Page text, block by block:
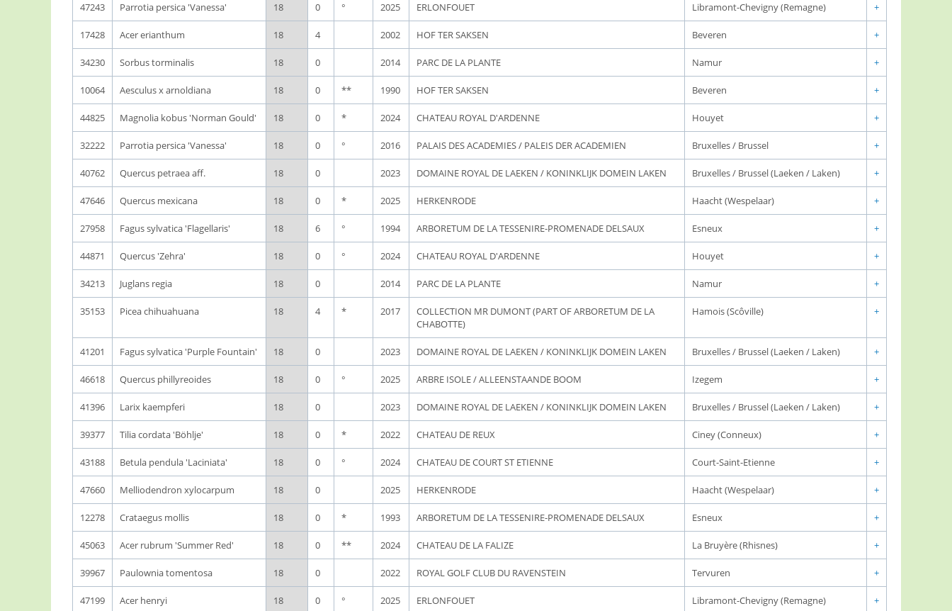
47243 Parrotia persica 'Vanessa' 18 0 ° 2025 ERLONFOUET Libramont-Chevigny (Remagne) +
17428 Acer erianthum 18 4 2002 HOF TER SAKSEN Beveren +
34230 Sorbus torminalis 18 0 2014 PARC DE LA PLANTE Namur +
10064 Aesculus x arnoldiana 18 0 ** 1990 HOF TER SAKSEN Beveren +
44825 Magnolia kobus 'Norman Gould' 18 0 * 2024 CHATEAU ROYAL D'ARDENNE Houyet +
32222 Parrotia persica 'Vanessa' 18 0 ° 2016 PALAIS DES ACADEMIES / PALEIS DER ACADEMIEN Bruxelles / Brussel +
40762 Quercus petraea aff. 18 0 2023 DOMAINE ROYAL DE LAEKEN / KONINKLIJK DOMEIN LAKEN Bruxelles / Brussel (Laeken / Laken) +
47646 Quercus mexicana 18 0 * 2025 HERKENRODE Haacht (Wespelaar) +
27958 Fagus sylvatica 'Flagellaris' 18 6 ° 1994 ARBORETUM DE LA TESSENIRE-PROMENADE DELSAUX Esneux +
44871 Quercus 'Zehra' 18 0 ° 2024 CHATEAU ROYAL D'ARDENNE Houyet +
34213 Juglans regia 18 0 2014 PARC DE LA PLANTE Namur +
35153 Picea chihuahuana 18 4 * 2017
COLLECTION MR DUMONT (PART OF ARBORETUM DE LA
CHABOTTE)
Hamois (Scôville) +
41201 Fagus sylvatica 'Purple Fountain' 18 0 2023 DOMAINE ROYAL DE LAEKEN / KONINKLIJK DOMEIN LAKEN Bruxelles / Brussel (Laeken / Laken) +
46618 Quercus phillyreoides 18 0 ° 2025 ARBRE ISOLE / ALLEENSTAANDE BOOM Izegem +
41396 Larix kaempferi 18 0 2023 DOMAINE ROYAL DE LAEKEN / KONINKLIJK DOMEIN LAKEN Bruxelles / Brussel (Laeken / Laken) +
39377 Tilia cordata 'Böhlje' 18 0 * 2022 CHATEAU DE REUX Ciney (Conneux) +
43188 Betula pendula 'Laciniata' 18 0 ° 2024 CHATEAU DE COURT ST ETIENNE Court-Saint-Etienne +
47660 Melliodendron xylocarpum 18 0 2025 HERKENRODE Haacht (Wespelaar) +
12278 Crataegus mollis 18 0 * 1993 ARBORETUM DE LA TESSENIRE-PROMENADE DELSAUX Esneux +
45063 Acer rubrum 'Summer Red' 18 0 ** 2024 CHATEAU DE LA FALIZE La Bruyère (Rhisnes) +
39967 Paulownia tomentosa 18 0 2022 ROYAL GOLF CLUB DU RAVENSTEIN Tervuren +
47199 Acer henryi 18 0 ° 2025 ERLONFOUET Libramont-Chevigny (Remagne) +